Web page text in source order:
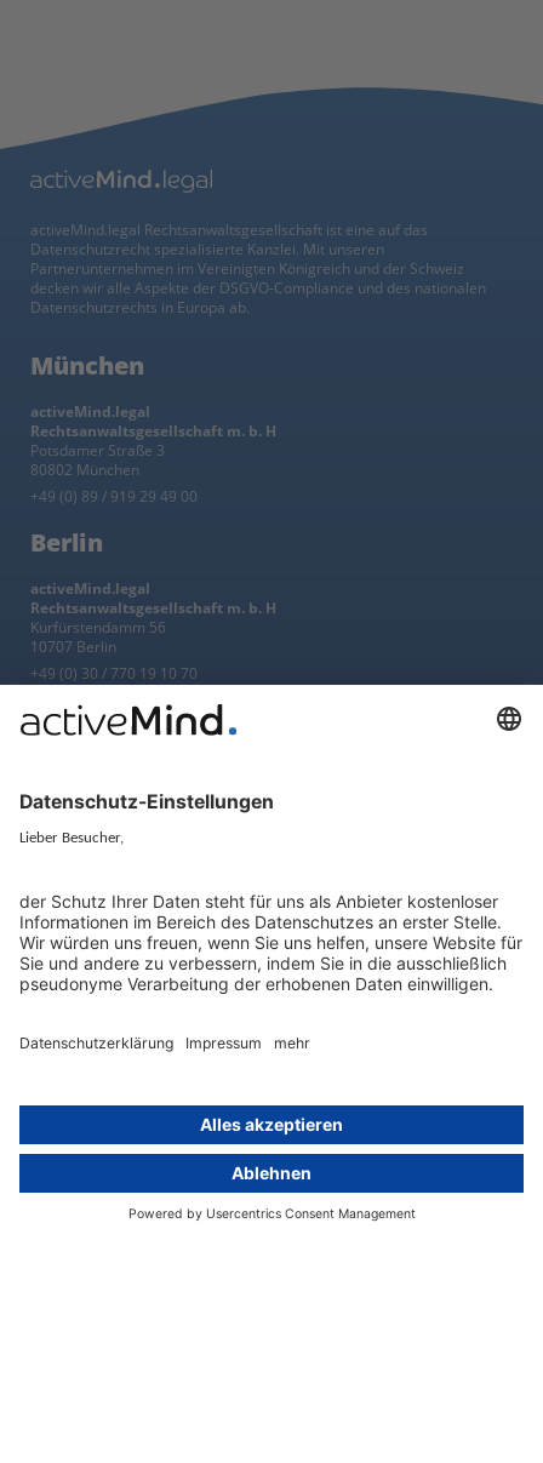
activeMind.legal Rechtsanwaltsgesellschaft ist eine auf das
Datenschutzrecht spezialisierte Kanzlei. Mit unseren
Partnerunternehmen im Vereinigten Königreich und der Schweiz
decken wir alle Aspekte der DSGVO-Compliance und des nationalen
Datenschutzrechts in Europa ab.
München
activeMind.legal
Rechtsanwaltsgesellschaft m. b. H
Potsdamer Straße 3
80802 München
+49 (0) 89 / 919 29 49 00
Berlin
activeMind.legal
Rechtsanwaltsgesellschaft m. b. H
Kurfürstendamm 56
10707 Berlin
+49 (0) 30 / 770 19 10 70
EU-Vertreter
Konzern-Datenschutz
KI und Datenschutz
Hinweisgebersystem mit
Whistleblowing-Ombudsperson
Ratgeber und Artikel
Wichtige Gesetze als Volltext
Kontakt
Datenschutzhinweise
activeMind.ch (Schweiz)
activeMind.uk (Vereinigtes
Königreich)
Compliance-Portal